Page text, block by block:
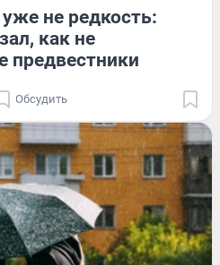
не редкость:
как не
предвестники
Обсудить